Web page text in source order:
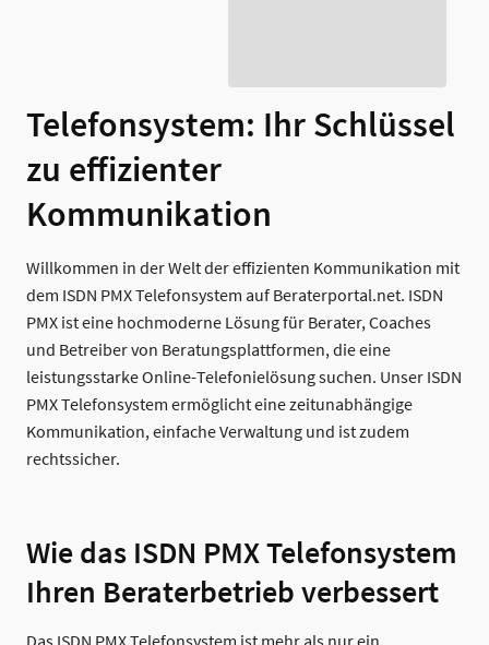
Telefonsystem: Ihr Schlüssel
zu effizienter
Kommunikation
Willkommen in der Welt der effizienten Kommunikation mit
dem ISDN PMX Telefonsystem auf Beraterportal.net. ISDN
PMX ist eine hochmoderne Lösung für Berater, Coaches
und Betreiber von Beratungsplattformen, die eine
leistungsstarke Online-Telefonielösung suchen. Unser ISDN
PMX Telefonsystem ermöglicht eine zeitunabhängige
Kommunikation, einfache Verwaltung und ist zudem
rechtssicher.
Wie das ISDN PMX Telefonsystem
Ihren Beraterbetrieb verbessert